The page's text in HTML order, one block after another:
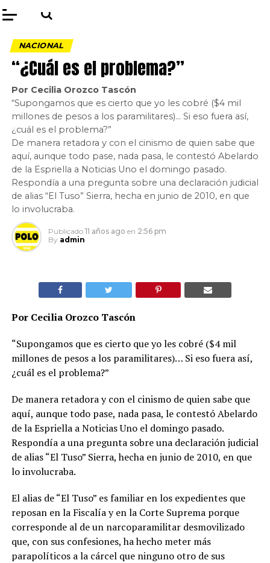
NACIONAL
“¿Cuál es el problema?”
Por Cecilia Orozco Tascón
“Supongamos que es cierto que yo les cobré ($4 mil
millones de pesos a los paramilitares)… Si eso fuera así,
¿cuál es el problema?”
De manera retadora y con el cinismo de quien sabe que
aquí, aunque todo pase, nada pasa, le contestó Abelardo
de la Espriella a Noticias Uno el domingo pasado.
Respondía a una pregunta sobre una declaración judicial
de alias “El Tuso” Sierra, hecha en junio de 2010, en que
lo involucraba.
Publicado 11 años ago en 2:56 pm
By admin
Por Cecilia Orozco Tascón
“Supongamos que es cierto que yo les cobré ($4 mil
millones de pesos a los paramilitares)… Si eso fuera así,
¿cuál es el problema?”
De manera retadora y con el cinismo de quien sabe que
aquí, aunque todo pase, nada pasa, le contestó Abelardo
de la Espriella a Noticias Uno el domingo pasado.
Respondía a una pregunta sobre una declaración judicial
de alias “El Tuso” Sierra, hecha en junio de 2010, en que
lo involucraba.
El alias de “El Tuso” es familiar en los expedientes que
reposan en la Fiscalía y en la Corte Suprema porque
corresponde al de un narcoparamilitar desmovilizado
que, con sus confesiones, ha hecho meter más
parapolíticos a la cárcel que ninguno otro de sus